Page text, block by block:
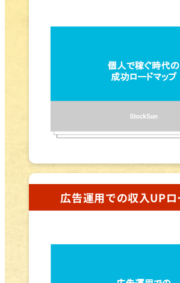
広告運用での収入UP